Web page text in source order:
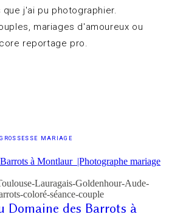
que j'ai pu photographier.
mariages d'amoureux ou
reportage pro.
GROSSESSE MARIAGE
à Montlaur |Photographe mariage
Domaine des Barrots à